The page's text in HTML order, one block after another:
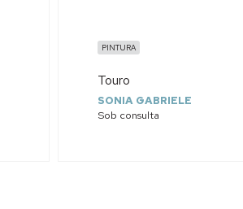
PINTURA
Touro
SONIA GABRIELE
Sob consulta